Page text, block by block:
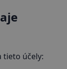
tieto účely: